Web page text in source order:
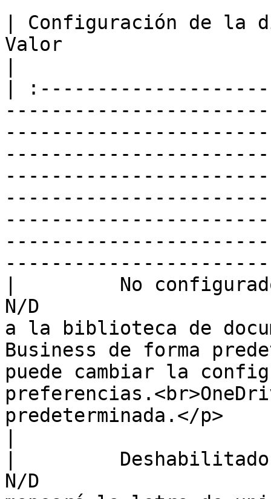
| Configuración de la
Valor
|
|         No
N/D                       |
a la biblioteca de
Business de forma
puede cambiar la
predeterminada.</p>
|
N/D                       |